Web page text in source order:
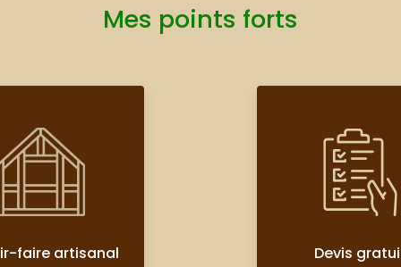
Mes points forts
faire artisanal Devis